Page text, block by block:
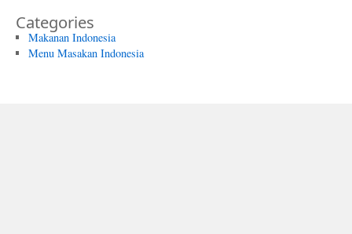
Categories
Makanan Indonesia
Menu Masakan Indonesia